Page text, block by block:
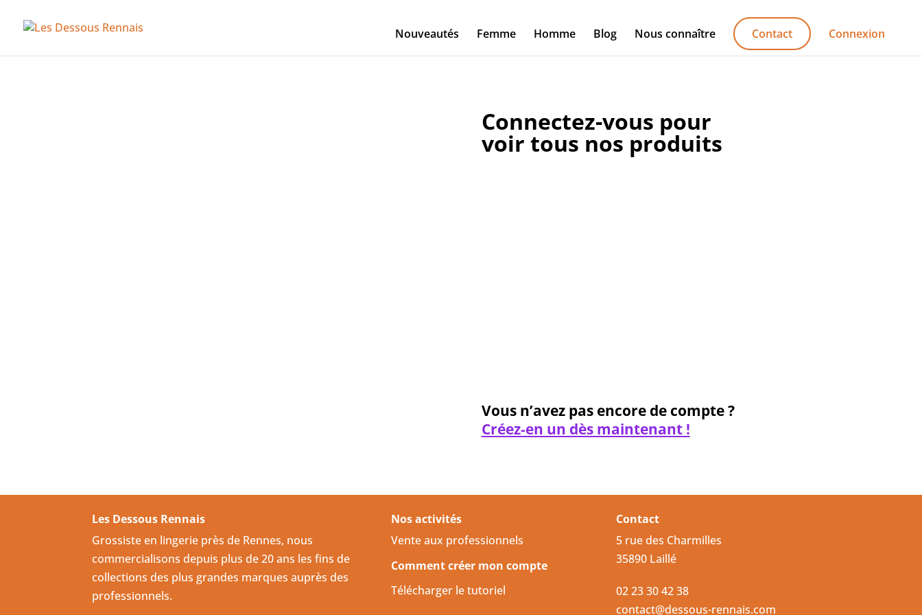
Nouveautés Femme Homme Blog Nous connaître Contact Connexion
Connectez-vous pour
voir tous nos produits
Vous n’avez pas encore de compte ?
Créez-en un dès maintenant !
Les Dessous Rennais
Grossiste en lingerie près de Rennes, nous
commercialisons depuis plus de 20 ans les fins de
collections des plus grandes marques auprès des
professionnels.
Nos activités
Vente aux professionnels
Comment créer mon compte
Télécharger le tutoriel
Contact
5 rue des Charmilles
35890 Laillé
02 23 30 42 38
contact@dessous-rennais.com